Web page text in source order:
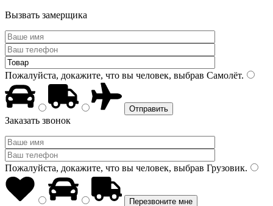
Вызвать замерщика
Пожалуйста, докажите, что вы человек, выбрав Самолёт.
Заказать звонок
Пожалуйста, докажите, что вы человек, выбрав Грузовик.